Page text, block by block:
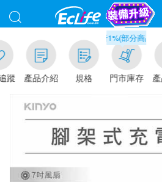
蹤 產品介紹 規格
滿千元門市取貨現折1%(部分商品不適用)-
門市庫存